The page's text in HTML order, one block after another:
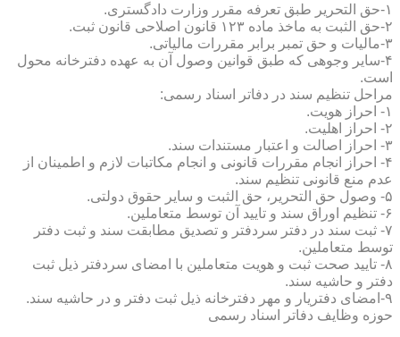
۱-حق التحریر طبق تعرفه مقرر وزارت دادگستری.
۲-حق الثبت به ماخذ ماده ۱۲۳ قانون اصلاحی قانون ثبت.
۳-مالیات و حق تمبر برابر مقررات مالیاتی.
۴-سایر وجوهی که طبق قوانین وصول آن به عهده دفترخانه محول
است.
مراحل تنظیم سند در دفاتر اسناد رسمی:
۱- احراز هویت.
۲- احراز اهلیت.
۳- احراز اصالت و اعتبار مستندات سند.
۴- احراز انجام مقررات قانونی و انجام مکاتبات لازم و اطمینان از
عدم منع قانونی تنظیم سند.
۵- وصول حق التحریر، حق الثبت و سایر حقوق دولتی.
۶- تنظیم اوراق سند و تایید آن توسط متعاملین.
۷- ثبت سند در دفتر سردفتر و تصدیق مطابقت سند و ثبت دفتر
توسط متعاملین.
۸- تایید صحت ثبت و هویت متعاملین با امضای سردفتر ذیل ثبت
دفتر و حاشیه سند.
۹-امضای دفتریار و مهر دفترخانه ذیل ثبت دفتر و در حاشیه سند.
حوزه وظایف دفاتر اسناد رسمی